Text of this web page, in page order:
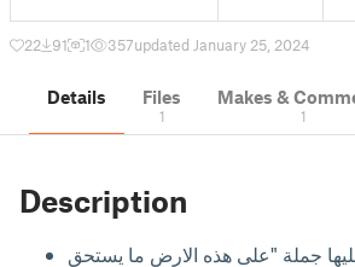
22 91 1 357updated January 25, 2024
Details Files
1
Makes &
1
Description
جملة "على هذه الارض ما يستحق